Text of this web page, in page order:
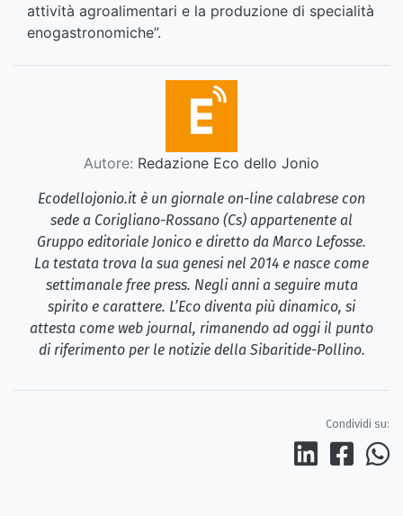
attività agroalimentari e la produzione di specialità
enogastronomiche”.
Autore: Redazione Eco dello Jonio
Ecodellojonio.it è un giornale on-line calabrese con
sede a Corigliano-Rossano (Cs) appartenente al
Gruppo editoriale Jonico e diretto da Marco Lefosse.
La testata trova la sua genesi nel 2014 e nasce come
settimanale free press. Negli anni a seguire muta
spirito e carattere. L’Eco diventa più dinamico, si
attesta come web journal, rimanendo ad oggi il punto
di riferimento per le notizie della Sibaritide-Pollino.
Condividi su: